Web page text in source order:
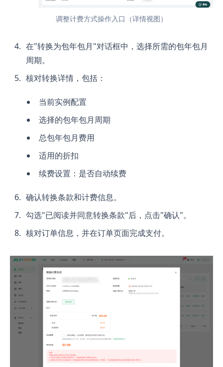
调整计费方式操作入口（详情视图）
在"转换为包年包月"对话框中，选择所需的包年包月
周期。
核对转换详情，包括：
当前实例配置
选择的包年包月周期
总包年包月费用
适用的折扣
续费设置：是否自动续费
确认转换条款和计费信息。
勾选"已阅读并同意转换条款"后，点击"确认"。
核对订单信息，并在订单页面完成支付。